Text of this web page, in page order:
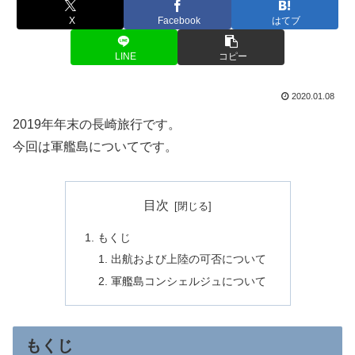
X Facebook はてブ
LINE コピー
2020.01.08
2019年年末の長崎旅行です。
今回は軍艦島についてです。
目次
もくじ
出航および上陸の可否について
軍艦島コンシェルジュについて
もくじ